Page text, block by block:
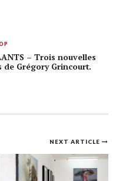
– Trois nouvelles
de Grégory Grincourt.
NEXT ARTICLE